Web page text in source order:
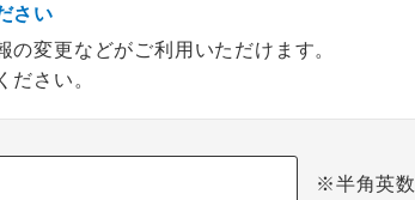
さい
変更などがご利用いただけます。
さい。
※半角英数